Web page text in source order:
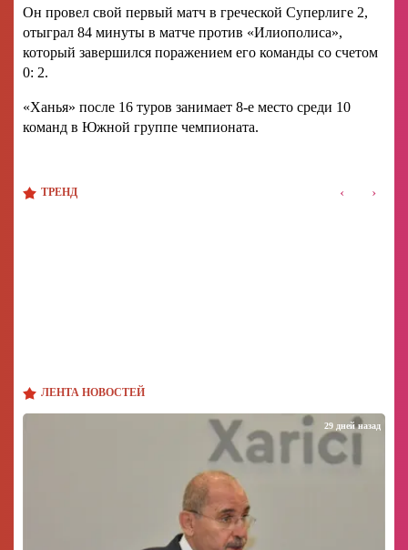
ЛЕНТА НОВОСТЕЙ
29 дней назад
Он провел свой первый матч в греческой Суперлиге 2,
отыграл 84 минуты в матче против «Илиополиса»,
который завершился поражением его команды со счетом
0: 2.
«Ханья» после 16 туров занимает 8-е место среди 10
команд в Южной группе чемпионата.
ТРЕНД ‹ ›